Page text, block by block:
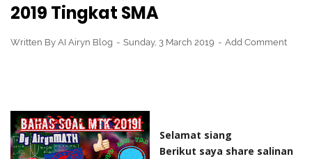
2019 Tingkat SMA
Written By AI Airyn Blog Sunday, 3 March 2019 Add Comment
Selamat siang
Berikut saya share salinan